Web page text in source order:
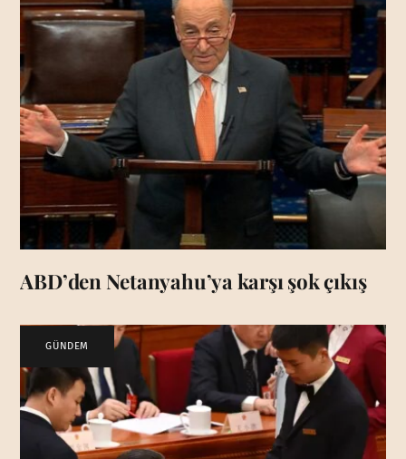
ABD’den Netanyahu’ya karşı şok çıkış
GÜNDEM